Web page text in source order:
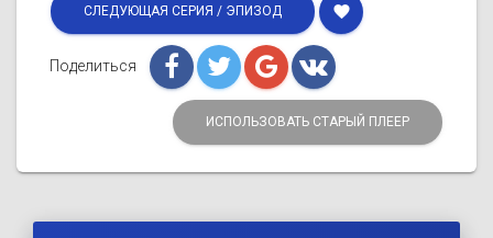
СЛЕДУЮЩАЯ СЕРИЯ / ЭПИЗОД favorite
Поделиться
ИСПОЛЬЗОВАТЬ СТАРЫЙ ПЛЕЕР